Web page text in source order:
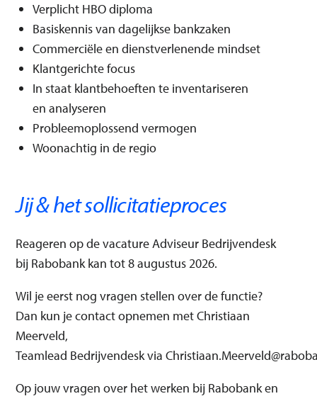
Verplicht HBO diploma
Basiskennis van dagelijkse bankzaken
Commerciële en dienstverlenende mindset
Klantgerichte focus
In staat klantbehoeften te inventariseren
en analyseren
Probleemoplossend vermogen
Woonachtig in de regio
Jij & het sollicitatieproces
Reageren op de vacature Adviseur Bedrijvendesk
bij Rabobank kan tot 8 augustus 2026.
Wil je eerst nog vragen stellen over de functie?
Dan kun je contact opnemen met Christiaan
Meerveld,
Teamlead Bedrijvendesk via
Op jouw vragen over het werken bij Rabobank en